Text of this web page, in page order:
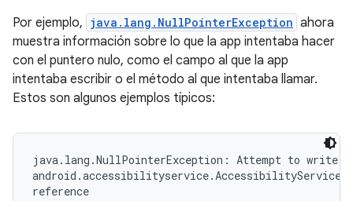
Por ejemplo, java.lang.NullPointerException ahora
muestra información sobre lo que la app intentaba hacer
con el puntero nulo, como el campo al que la app
intentaba escribir o el método al que intentaba llamar.
Estos son algunos ejemplos típicos:
java.lang.NullPointerException: Attempt to
reference